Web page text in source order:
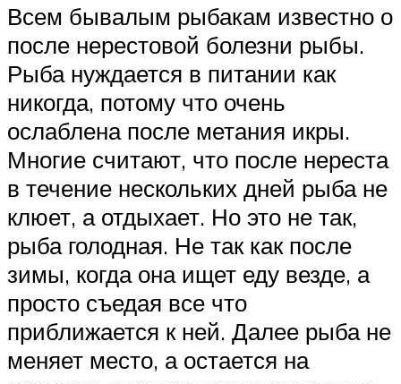
Всем бывалым рыбакам известно о
после нерестовой болезни рыбы.
Рыба нуждается в питании как
никогда, потому что очень
ослаблена после метания икры.
Многие считают, что после нереста
в течение нескольких дней рыба не
клюет, а отдыхает. Но это не так,
рыба голодная. Не так как после
зимы, когда она ищет еду везде, а
просто съедая все что
приближается к ней. Далее рыба не
меняет место, а остается на